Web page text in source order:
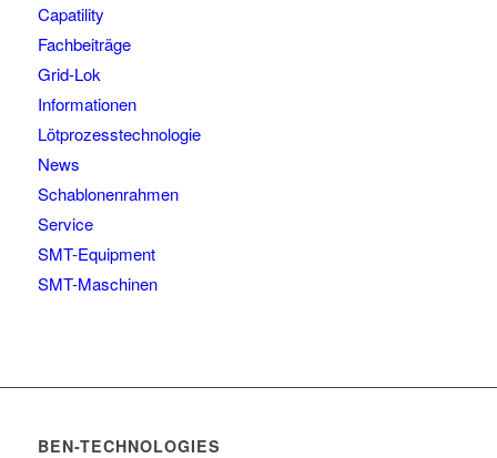
Capatility
Fachbeiträge
Grid-Lok
Informationen
Lötprozesstechnologie
News
Schablonenrahmen
Service
SMT-Equipment
SMT-Maschinen
BEN-TECHNOLOGIES